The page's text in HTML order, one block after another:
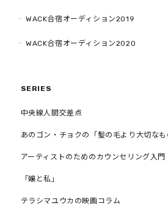
WACK合宿オーディション2019
WACK合宿オーディション2020
SERIES
中央線人間交差点
あのゴン・チョクの「髪の毛より大切なも
アーティストのためのカウンセリング入門
「嬢と私」
テラシマユウカの映画コラム